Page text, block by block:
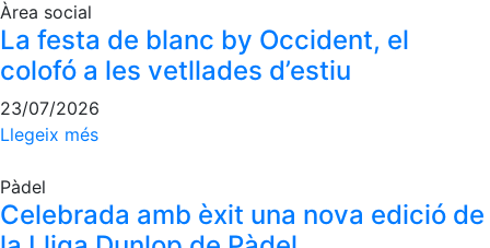
Àrea social
La festa de blanc by Occident, el
colofó a les vetllades d’estiu
23/07/2026
Llegeix més
Pàdel
Celebrada amb èxit una nova edició de